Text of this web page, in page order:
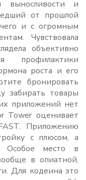
выносливости и
от прошлой
и с огромным
Чувствовала
объективно
профилактики
роста и его
бронировать
забирать товары
приложений нет
Tower оценивает
Приложению
с плюсом, а
место в
в опиатной,
Для кодеина это